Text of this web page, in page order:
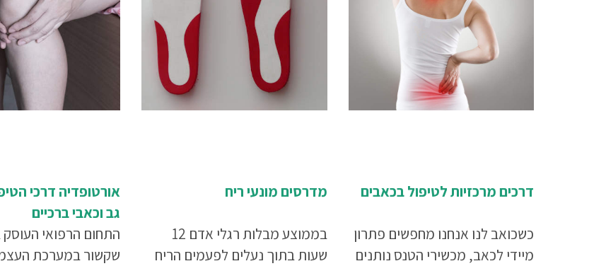
אורטופדיה דרכי
גב וכאבי ברכיים
התחום הרפואי
שקשור במערכת
מדרסים מונעי ריח
בממוצע מבלות רגלי אדם 12
שעות בתוך נעלים לפעמים הריח
דרכים מרכזיות לטיפול בכאבים
כשכואב לנו אנחנו מחפשים פתרון
מיידי לכאב, מכשירי הטנס נותנים